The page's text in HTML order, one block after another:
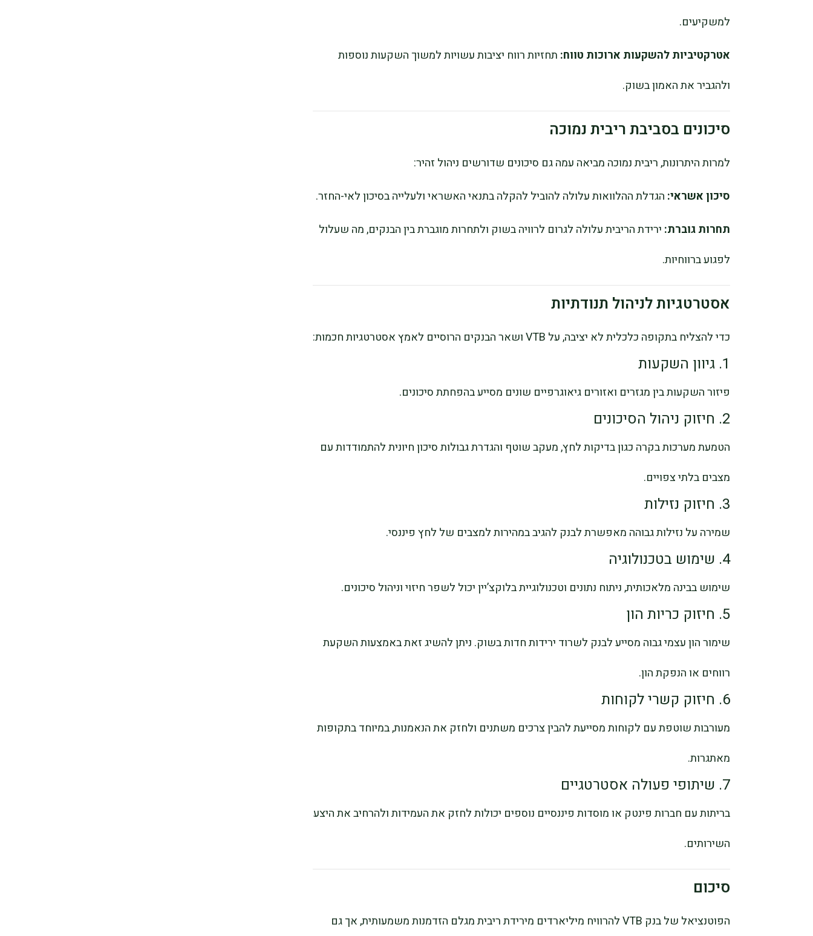
למשקיעים.
אטרקטיביות להשקעות ארוכות טווח: תחזיות רווח יציבות עשויות למשוך השקעות נוספות
ולהגביר את האמון בשוק.
סיכונים בסביבת ריבית נמוכה
למרות היתרונות, ריבית נמוכה מביאה עמה גם סיכונים שדורשים ניהול זהיר:
סיכון אשראי: הגדלת ההלוואות עלולה להוביל להקלה בתנאי האשראי ולעלייה בסיכון לאי-החזר.
תחרות גוברת: ירידת הריבית עלולה לגרום לרוויה בשוק ולתחרות מוגברת בין הבנקים, מה שעלול
לפגוע ברווחיות.
אסטרטגיות לניהול תנודתיות
כדי להצליח בתקופה כלכלית לא יציבה, על VTB ושאר הבנקים הרוסיים לאמץ אסטרטגיות חכמות:
1. גיוון השקעות
פיזור השקעות בין מגזרים ואזורים גיאוגרפיים שונים מסייע בהפחתת סיכונים.
2. חיזוק ניהול הסיכונים
הטמעת מערכות בקרה כגון בדיקות לחץ, מעקב שוטף והגדרת גבולות סיכון חיונית להתמודדות עם
מצבים בלתי צפויים.
3. חיזוק נזילות
שמירה על נזילות גבוהה מאפשרת לבנק להגיב במהירות למצבים של לחץ פיננסי.
4. שימוש בטכנולוגיה
שימוש בבינה מלאכותית, ניתוח נתונים וטכנולוגיית בלוקצ’יין יכול לשפר חיזוי וניהול סיכונים.
5. חיזוק כריות הון
שימור הון עצמי גבוה מסייע לבנק לשרוד ירידות חדות בשוק. ניתן להשיג זאת באמצעות השקעת
רווחים או הנפקת הון.
6. חיזוק קשרי לקוחות
מעורבות שוטפת עם לקוחות מסייעת להבין צרכים משתנים ולחזק את הנאמנות, במיוחד בתקופות
מאתגרות.
7. שיתופי פעולה אסטרטגיים
בריתות עם חברות פינטק או מוסדות פיננסיים נוספים יכולות לחזק את העמידות ולהרחיב את היצע
השירותים.
סיכום
הפוטנציאל של בנק VTB להרוויח מיליארדים מירידת ריבית מגלם הזדמנות משמעותית, אך גם